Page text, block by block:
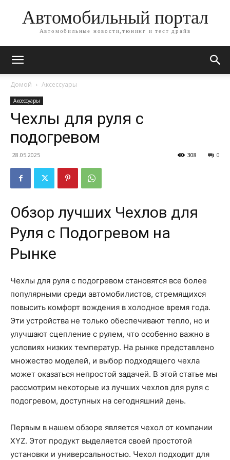
Автомобильный портал
Автомобильные новости,тюнинг и тест драйв
Домой Аксессуары
Аксессуары
Чехлы для руля с
подогревом
28.05.2025 0
308
Обзор лучших Чехлов для
Руля с Подогревом на
Рынке
Чехлы для руля с подогревом становятся все более
популярными среди автомобилистов, стремящихся
повысить комфорт вождения в холодное время года.
Эти устройства не только обеспечивают тепло, но и
улучшают сцепление с рулем, что особенно важно в
условиях низких температур. На рынке представлено
множество моделей, и выбор подходящего чехла
может оказаться непростой задачей. В этой статье мы
рассмотрим некоторые из лучших чехлов для руля с
подогревом, доступных на сегодняшний день.
Первым в нашем обзоре является чехол от компании
XYZ. Этот продукт выделяется своей простотой
установки и универсальностью. Чехол подходит для